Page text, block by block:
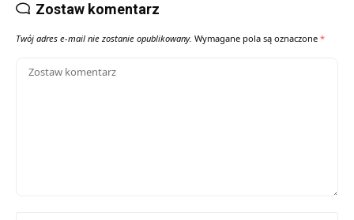
Zostaw komentarz
Twój adres e-mail nie zostanie opublikowany. Wymagane pola są oznaczone *